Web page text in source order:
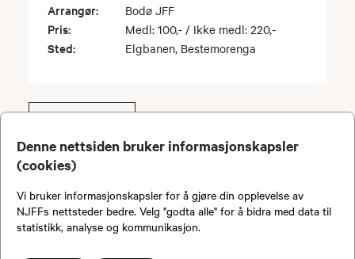
Denne nettsiden bruker informasjonskapsler
(cookies)
Vi bruker informasjonskapsler for å gjøre din opplevelse av
NJFFs nettsteder bedre. Velg "godta alle" for å bidra med data til
statistikk, analyse og kommunikasjon.
Arrangør: Bodø JFF
Pris: Medl: 100,- / Ikke medl: 220,-
Sted: Elgbanen, Bestemorenga
Viser1-5
Bli medlem!